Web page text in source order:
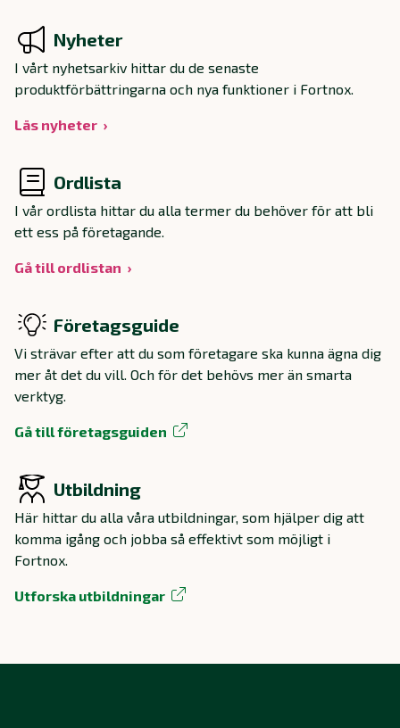
Nyheter
I vårt nyhetsarkiv hittar du de senaste
produktförbättringarna och nya funktioner i Fortnox.
Läs nyheter
Ordlista
I vår ordlista hittar du alla termer du behöver för att bli
ett ess på företagande.
Gå till ordlistan
Företagsguide
Vi strävar efter att du som företagare ska kunna ägna dig
mer åt det du vill. Och för det behövs mer än smarta
verktyg.
Gå till företagsguiden
Utbildning
Här hittar du alla våra utbildningar, som hjälper dig att
komma igång och jobba så effektivt som möjligt i
Fortnox.
Utforska utbildningar